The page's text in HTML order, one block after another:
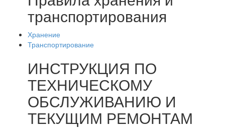
транспортирования
Хранение
Транспортирование
ИНСТРУКЦИЯ ПО
ТЕХНИЧЕСКОМУ
ОБСЛУЖИВАНИЮ И
ТЕКУЩИМ РЕМОНТАМ